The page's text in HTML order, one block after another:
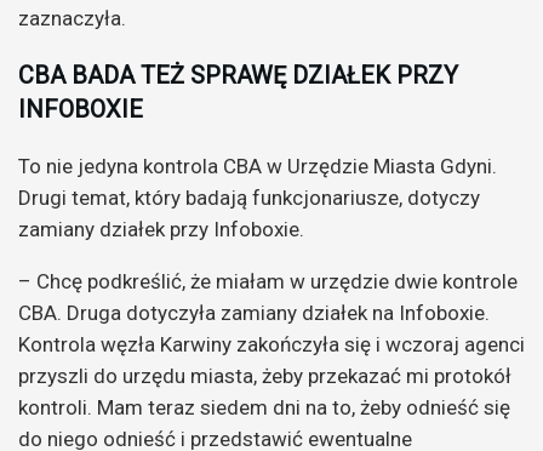
zaznaczyła.
CBA BADA TEŻ SPRAWĘ DZIAŁEK PRZY
INFOBOXIE
To nie jedyna kontrola CBA w Urzędzie Miasta Gdyni.
Drugi temat, który badają funkcjonariusze, dotyczy
zamiany działek przy Infoboxie.
– Chcę podkreślić, że miałam w urzędzie dwie kontrole
CBA. Druga dotyczyła zamiany działek na Infoboxie.
Kontrola węzła Karwiny zakończyła się i wczoraj agenci
przyszli do urzędu miasta, żeby przekazać mi protokół
kontroli. Mam teraz siedem dni na to, żeby odnieść się
do niego odnieść i przedstawić ewentualne